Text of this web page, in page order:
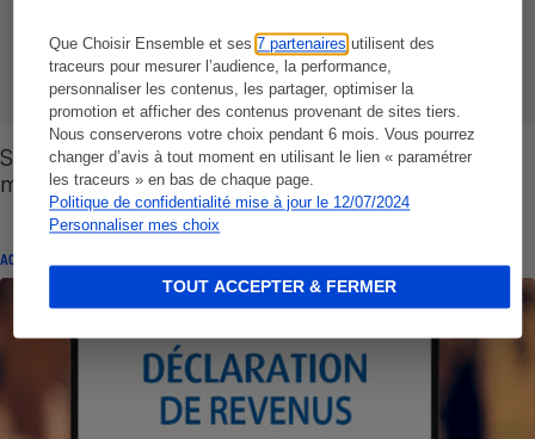
Que Choisir Ensemble et ses7 partenaires utilisent des
traceurs pour mesurer l’audience, la performance,
personnaliser les contenus, les partager, optimiser la
promotion et afficher des contenus provenant de sites tiers.
Nous conserverons votre choix pendant 6 mois. Vous pourrez
changer d’avis à tout moment en utilisant le lien « paramétrer
les traceurs » en bas de chaque page.
Politique de confidentialité mise à jour le 12/07/2024
Personnaliser mes choix
TOUT ACCEPTER & FERMER
Savoir épargner - Vous disposez de 50 euros par
mois
ACTUALITÉ